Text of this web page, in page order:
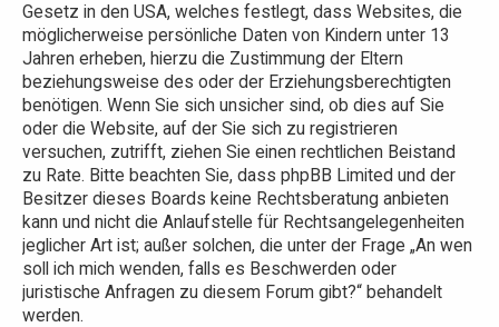
Gesetz in den USA, welches festlegt, dass Websites, die
möglicherweise persönliche Daten von Kindern unter 13
Jahren erheben, hierzu die Zustimmung der Eltern
beziehungsweise des oder der Erziehungsberechtigten
benötigen. Wenn Sie sich unsicher sind, ob dies auf Sie
oder die Website, auf der Sie sich zu registrieren
versuchen, zutrifft, ziehen Sie einen rechtlichen Beistand
zu Rate. Bitte beachten Sie, dass phpBB Limited und der
Besitzer dieses Boards keine Rechtsberatung anbieten
kann und nicht die Anlaufstelle für Rechtsangelegenheiten
jeglicher Art ist; außer solchen, die unter der Frage „An wen
soll ich mich wenden, falls es Beschwerden oder
juristische Anfragen zu diesem Forum gibt?“ behandelt
werden.